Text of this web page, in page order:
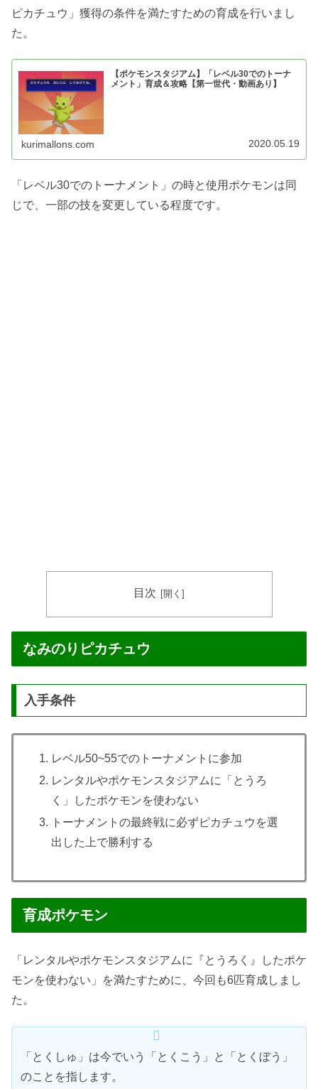
ピカチュウ」獲得の条件を満たすための育成を行いまし
た。
【ポケモンスタジアム】「レベル30でのトーナ
メント」育成＆攻略【第一世代・動画あり】
kurimallons.com 2020.05.19
「レベル30でのトーナメント」の時と使用ポケモンは同
じで、一部の技を変更している程度です。
目次
なみのりピカチュウ
入手条件
レベル50~55でのトーナメントに参加
レンタルやポケモンスタジアムに「とうろ
く」したポケモンを使わない
トーナメントの最終戦に必ずピカチュウを選
出した上で勝利する
育成ポケモン
「レンタルやポケモンスタジアムに『とうろく』したポケ
モンを使わない」を満たすために、今回も6匹育成しまし
た。
「とくしゅ」は今でいう「とくこう」と「とくぼう」
のことを指します。